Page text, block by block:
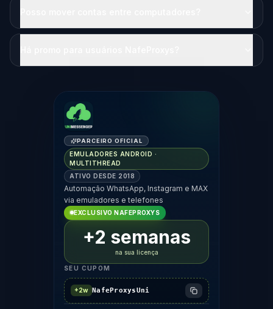
PARCEIRO OFICIAL
EMULADORES ANDROID ·
MULTITHREAD
ATIVO DESDE 2018
Automação WhatsApp, Instagram e MAX
via emuladores e telefones
EXCLUSIVO NAFEPROXYS
+2 semanas
na sua licença
SEU CUPOM
+2w NafeProxysUni